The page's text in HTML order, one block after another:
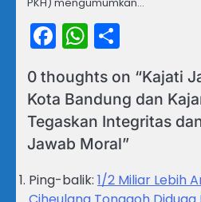
Facebook
WhatsApp
0 thoughts on “Kajati
Kota Bandung dan
Tegaskan Integritas
Jawab Moral”
Ping-balik: 1/2 Miliar Lebih